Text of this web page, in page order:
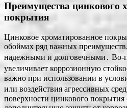
Преимущества цинкового
покрытия
Цинковое хроматированное
обоймах ряд важных
надежными и долговечными․ Во-
увеличивает коррозионную
важно при использовании в
или воздействия агрессивных
поверхности цинкового покрытия